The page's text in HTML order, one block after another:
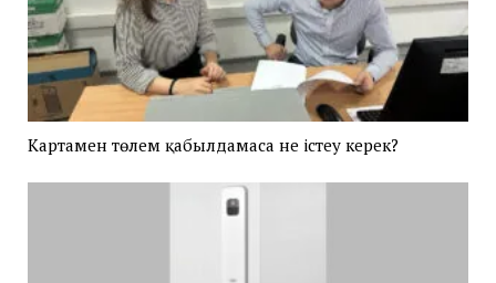
Картамен төлем қабылдамаса не істеу керек?